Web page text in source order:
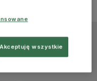
Akceptuję wszystkie